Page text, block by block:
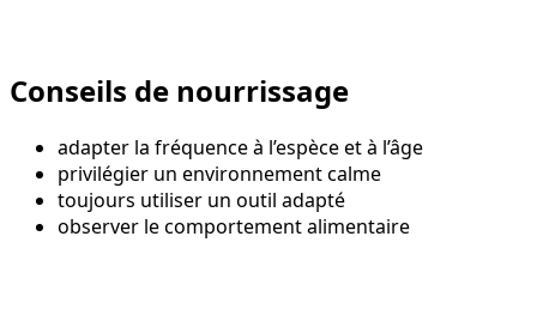
Conseils de nourrissage
adapter la fréquence à l’espèce et à l’âge
privilégier un environnement calme
toujours utiliser un outil adapté
observer le comportement alimentaire